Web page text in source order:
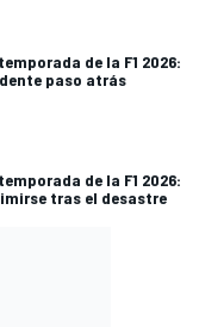
de la F1 2026:
paso atrás
de la F1 2026:
tras el desastre